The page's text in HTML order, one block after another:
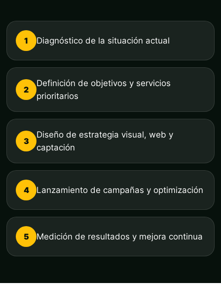
1 Diagnóstico de la situación actual
2
Definición de objetivos y servicios
prioritarios
3
Diseño de estrategia visual, web y
captación
4 Lanzamiento de campañas y optimización
5 Medición de resultados y mejora continua